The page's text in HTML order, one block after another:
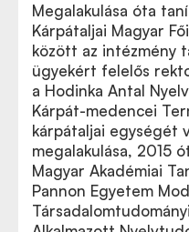
Megalakulása óta
Kárpátaljai Magyar
között az intézmény
ügyekért felelős
a Hodinka Antal
Kárpát-medencei
kárpátaljai egységét
megalakulása, 2015
Magyar Akadémiai
Pannon Egyetem